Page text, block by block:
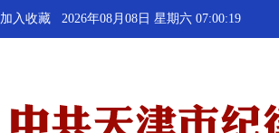
加入收藏 2026年08月08日 星期六 07:00:20